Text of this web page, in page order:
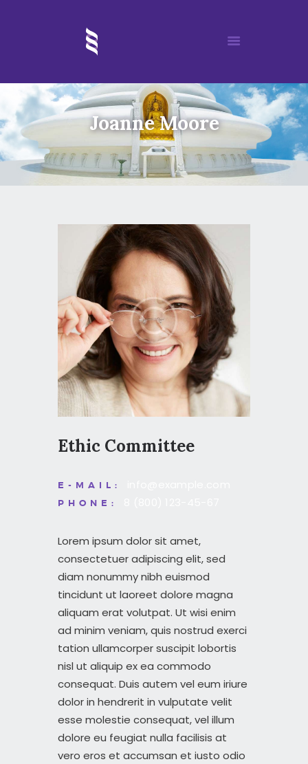
Joanne Moore
ACCUEIL
MORIA
MÉDITATION
REIKI
ÉVÈNEMENTS
ARTICLES
PARTENAIRES
CONTACT
Ethic Committee
E-MAIL:
PHONE:
Lorem ipsum dolor sit amet,
consectetuer adipiscing elit, sed
diam nonummy nibh euismod
tincidunt ut laoreet dolore magna
aliquam erat volutpat. Ut wisi enim
ad minim veniam, quis nostrud exerci
tation ullamcorper suscipit lobortis
nisl ut aliquip ex ea commodo
consequat. Duis autem vel eum iriure
dolor in hendrerit in vulputate velit
esse molestie consequat, vel illum
dolore eu feugiat nulla facilisis at
vero eros et accumsan et iusto odio